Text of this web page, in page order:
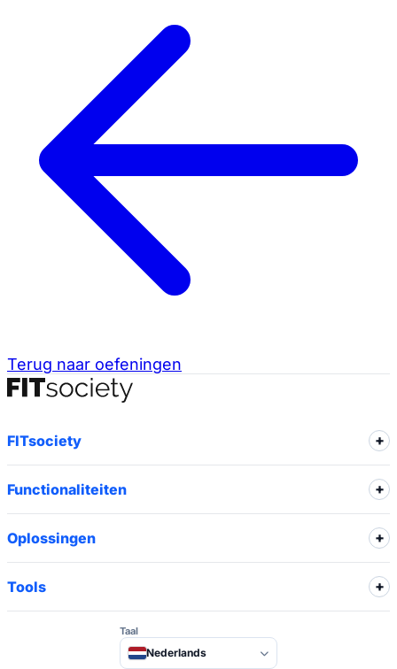
Terug naar oefeningen
FITsociety
Functionaliteiten
Oplossingen
Tools
Taal
Nederlands